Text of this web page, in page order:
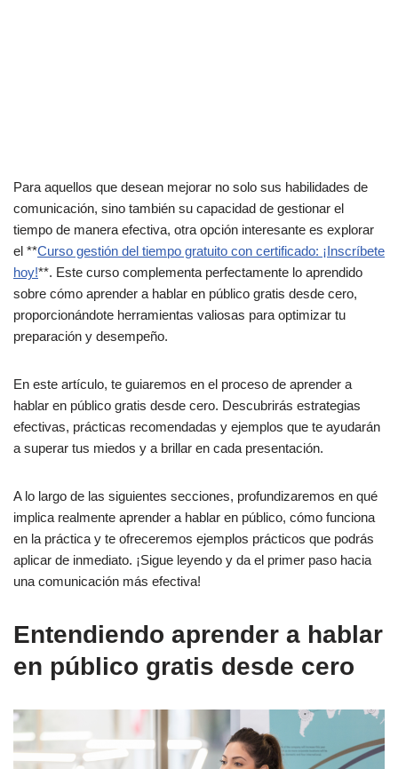
Para aquellos que desean mejorar no solo sus habilidades de
comunicación, sino también su capacidad de gestionar el
tiempo de manera efectiva, otra opción interesante es explorar
el **Curso gestión del tiempo gratuito con certificado: ¡Inscríbete
hoy!**. Este curso complementa perfectamente lo aprendido
sobre cómo aprender a hablar en público gratis desde cero,
proporcionándote herramientas valiosas para optimizar tu
preparación y desempeño.
En este artículo, te guiaremos en el proceso de aprender a
hablar en público gratis desde cero. Descubrirás estrategias
efectivas, prácticas recomendadas y ejemplos que te ayudarán
a superar tus miedos y a brillar en cada presentación.
A lo largo de las siguientes secciones, profundizaremos en qué
implica realmente aprender a hablar en público, cómo funciona
en la práctica y te ofreceremos ejemplos prácticos que podrás
aplicar de inmediato. ¡Sigue leyendo y da el primer paso hacia
una comunicación más efectiva!
Entendiendo aprender a hablar
en público gratis desde cero